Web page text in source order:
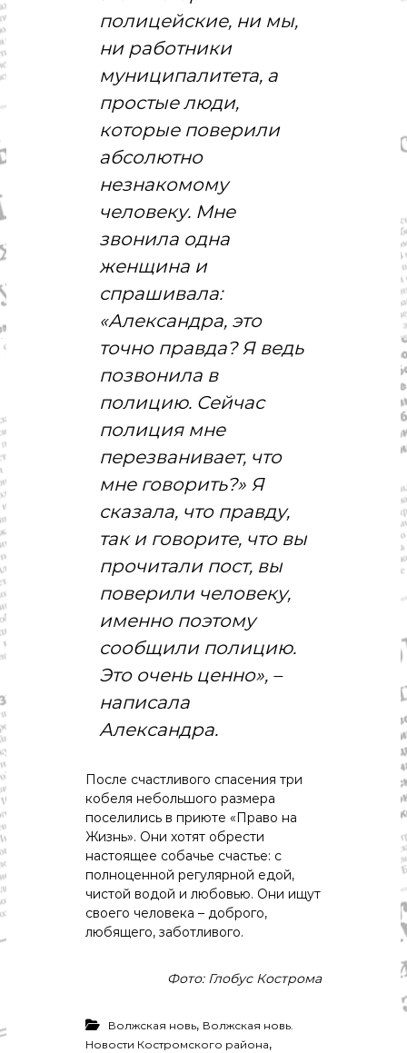
полицейские, ни мы,
ни работники
муниципалитета, а
простые люди,
которые поверили
абсолютно
незнакомому
человеку. Мне
звонила одна
женщина и
спрашивала:
«Александра, это
точно правда? Я ведь
позвонила в
полицию. Сейчас
полиция мне
перезванивает, что
мне говорить?» Я
сказала, что правду,
так и говорите, что вы
прочитали пост, вы
поверили человеку,
именно поэтому
сообщили полицию.
Это очень ценно», –
написала
Александра.
После счастливого спасения три
кобеля небольшого размера
поселились в приюте «Право на
Жизнь». Они хотят обрести
настоящее собачье счастье: с
полноценной регулярной едой,
чистой водой и любовью. Они ищут
своего человека – доброго,
любящего, заботливого.
Фото: Глобус Кострома
Волжская новь, Волжская новь.
Новости Костромского района,